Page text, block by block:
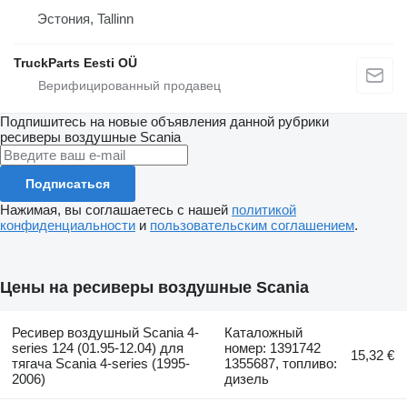
Эстония, Tallinn
TruckParts Eesti OÜ
Подпишитесь на новые объявления данной рубрики
ресиверы воздушные Scania
Подписаться
Нажимая, вы соглашаетесь с нашей политикой
конфиденциальности и пользовательским соглашением.
Цены на ресиверы воздушные Scania
Ресивер воздушный Scania 4-
series 124 (01.95-12.04) для
тягача Scania 4-series (1995-
2006)
Каталожный
номер: 1391742
1355687, топливо:
дизель
15,32 €